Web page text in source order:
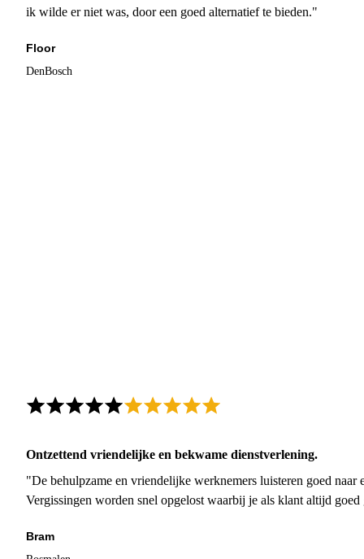
ik wilde er niet was, door een goed alternatief te bieden."
Floor
DenBosch
Ontzettend vriendelijke en bekwame dienstverlening.
"De behulpzame en vriendelijke werknemers luisteren goed naar
Vergissingen worden snel opgelost waarbij je als klant altijd
Bram